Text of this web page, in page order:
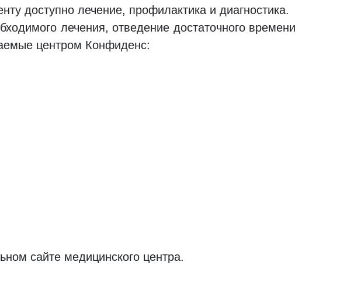
доступно лечение, профилактика и диагностика.
лечения, отведение достаточного времени
центром Конфиденс:
сайте медицинского центра.